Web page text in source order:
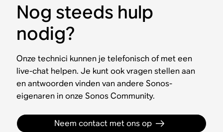
Nog steeds hulp
nodig?
Onze technici kunnen je telefonisch of met een
live-chat helpen. Je kunt ook vragen stellen aan
en antwoorden vinden van andere Sonos-
eigenaren in onze Sonos Community.
Neem contact met ons op